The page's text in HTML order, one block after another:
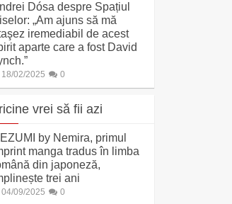
Dósa despre Spațiul
„Am ajuns să mă
iremediabil de acest
aparte care a fost David
18/02/2025 0
vrei să fii azi
by Nemira, primul
manga tradus în limba
din japoneză,
trei ani
04/09/2025 0